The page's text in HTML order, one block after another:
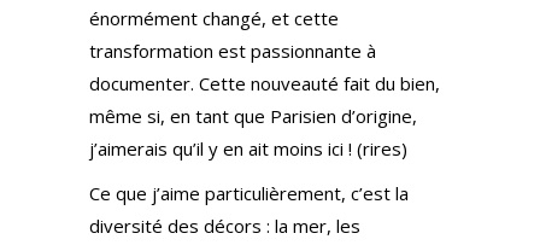
énormément changé, et cette
transformation est passionnante à
documenter. Cette nouveauté fait du bien,
même si, en tant que Parisien d’origine,
j’aimerais qu’il y en ait moins ici ! (rires)
Ce que j’aime particulièrement, c’est la
diversité des décors : la mer, les